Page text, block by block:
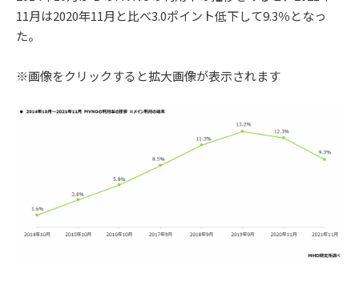
11月は2020年11月と比べ3.0ポイント低下して9.3％となっ
た。
※画像をクリックすると拡大画像が表示されます